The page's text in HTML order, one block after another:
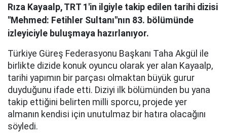
Rıza Kayaalp, TRT 1'in ilgiyle takip edilen tarihi dizisi
"Mehmed: Fetihler Sultanı"nın 83. bölümünde
izleyiciyle buluşmaya hazırlanıyor.
Türkiye Güreş Federasyonu Başkanı Taha Akgül ile
birlikte dizide konuk oyuncu olarak yer alan Kayaalp,
tarihi yapımın bir parçası olmaktan büyük gurur
duyduğunu ifade etti. Diziyi ilk bölümünden bu yana
takip ettiğini belirten milli sporcu, projede yer
almanın kendisi için unutulmaz bir hatıra olacağını
söyledi.